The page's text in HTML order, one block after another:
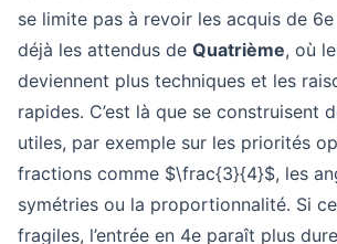
se limite pas à revoir les acquis de
déjà les attendus de Quatrième, où
deviennent plus techniques et les
rapides. C’est là que se construisent
utiles, par exemple sur les priorités
fractions comme $\frac{3}{4}$, les
symétries ou la proportionnalité. Si
fragiles, l’entrée en 4e paraît plus dure